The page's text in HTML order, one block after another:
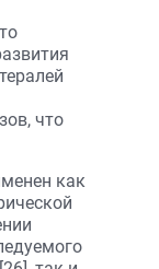
что
как